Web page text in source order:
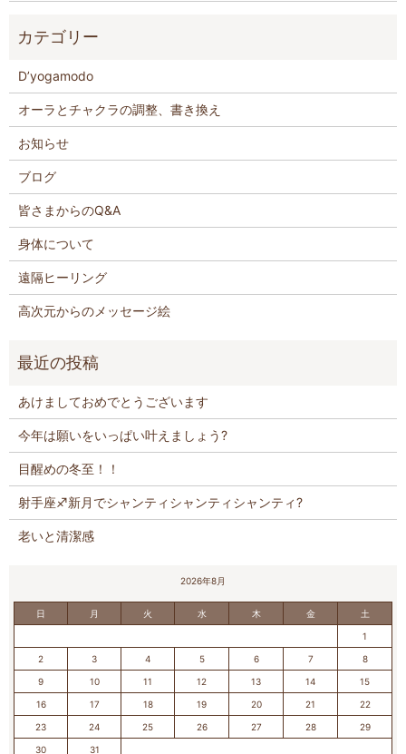
D’yogamodo
オーラとチャクラの調整、書き換え
お知らせ
ブログ
皆さまからのQ&A
身体について
遠隔ヒーリング
高次元からのメッセージ絵
あけましておめでとうございます
今年は願いをいっぱい叶えましょう?
目醒めの冬至！！
射手座♐️新月でシャンティシャンティシャンティ?
老いと清潔感
2026年8月
日 月 火 水 木 金 土
1
2 3 4 5 6 7 8
9 10 11 12 13 14 15
16 17 18 19 20 21 22
23 24 25 26 27 28 29
30 31